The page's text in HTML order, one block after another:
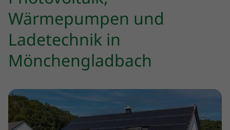
Wärmepumpen und
Ladetechnik in
Mönchengladbach